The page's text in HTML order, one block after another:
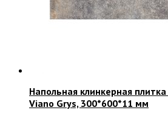
Напольная клинкерная
Viano Grys, 300*600*11 мм